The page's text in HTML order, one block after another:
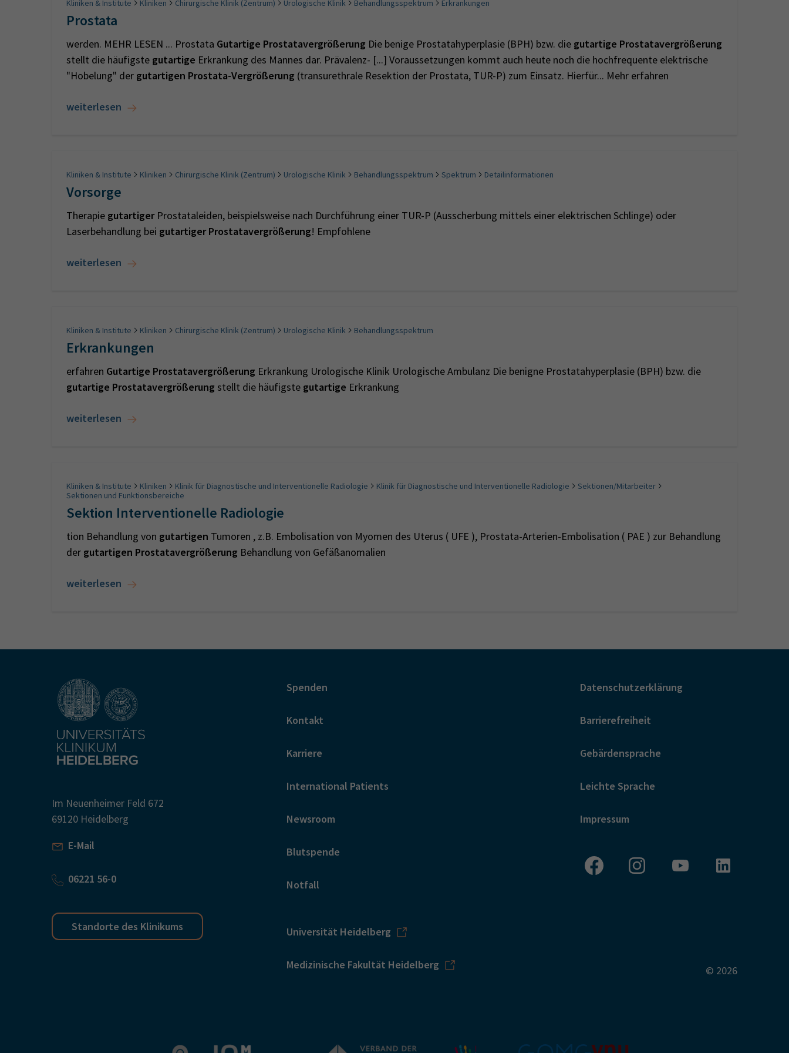
Kliniken & Institute Kliniken Chirurgische Klinik (Zentrum) Urologische Klinik Behandlungsspektrum Erkrankungen
Prostata
werden. MEHR LESEN ... Prostata Gutartige Prostatavergrößerung Die benige Prostatahyperplasie (BPH) bzw. die gutartige Prostatavergrößerung
stellt die häufigste gutartige Erkrankung des Mannes dar. Prävalenz- [...] Voraussetzungen kommt auch heute noch die hochfrequente elektrische
"Hobelung" der gutartigen Prostata-Vergrößerung (transurethrale Resektion der Prostata, TUR-P) zum Einsatz. Hierfür... Mehr erfahren
weiterlesen
Kliniken & Institute Kliniken Chirurgische Klinik (Zentrum) Urologische Klinik Behandlungsspektrum Spektrum Detailinformationen
Vorsorge
Therapie gutartigerProstataleiden, beispielsweise nach Durchführung einer TUR-P (Ausscherbung mittels einer elektrischen Schlinge) oder
Laserbehandlung bei gutartiger Prostatavergrößerung! Empfohlene
weiterlesen
Kliniken & Institute Kliniken Chirurgische Klinik (Zentrum) Urologische Klinik Behandlungsspektrum
Erkrankungen
erfahren Gutartige Prostatavergrößerung Erkrankung Urologische Klinik Urologische Ambulanz Die benigne Prostatahyperplasie (BPH) bzw. die
gutartige Prostatavergrößerung stellt die häufigste gutartige Erkrankung
weiterlesen
Kliniken & Institute Kliniken Klinik für Diagnostische und Interventionelle Radiologie Klinik für Diagnostische und Interventionelle Radiologie
Sektionen/Mitarbeiter
Sektionen und Funktionsbereiche
Sektion Interventionelle Radiologie
tion Behandlung von gutartigen Tumoren , z.B. Embolisation von Myomen des Uterus ( UFE ), Prostata-Arterien-Embolisation ( PAE ) zur Behandlung
der gutartigen Prostatavergrößerung Behandlung von Gefäßanomalien
weiterlesen
Im Neuenheimer Feld 672
69120 Heidelberg
E-Mail
06221 56-0
Standorte des Klinikums
Spenden
Kontakt
Karriere
International Patients
Newsroom
Blutspende
Notfall
Universität Heidelberg
Medizinische Fakultät Heidelberg
Datenschutzerklärung
Barrierefreiheit
Gebärdensprache
Leichte Sprache
Impressum
© 2026